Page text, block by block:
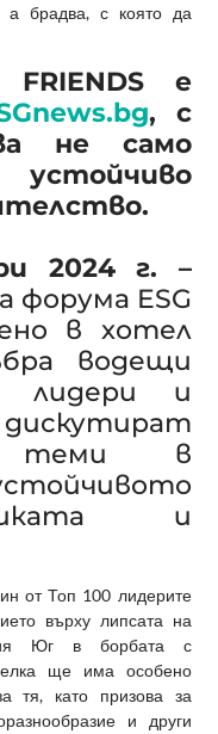
а брадва, с която да
е
, с
не само
2024 г. –
форума ESG
в хотел
водещи
лидери и
теми в
и
от Топ 100 лидерите
върху липсата на
Юг в борбата с
ще има особено
тя, като призова за
и други